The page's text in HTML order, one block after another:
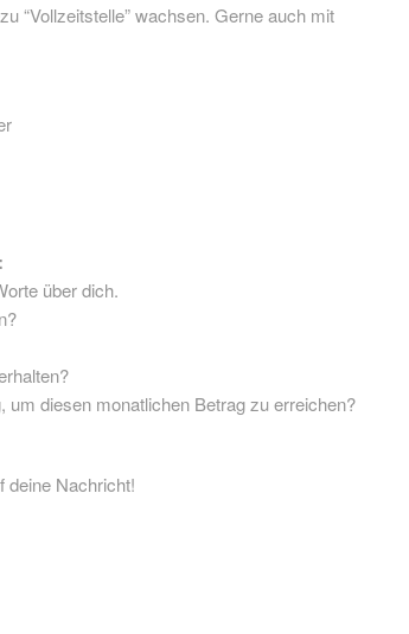
“Vollzeitstelle” wachsen. Gerne auch mit
über dich.
diesen monatlichen Betrag zu erreichen?
deine Nachricht!